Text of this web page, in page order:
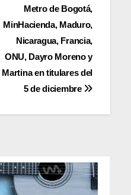
Metro de Bogotá,
MinHacienda, Maduro,
Nicaragua, Francia,
ONU, Dayro Moreno y
Martina en titulares del
5 de diciembre